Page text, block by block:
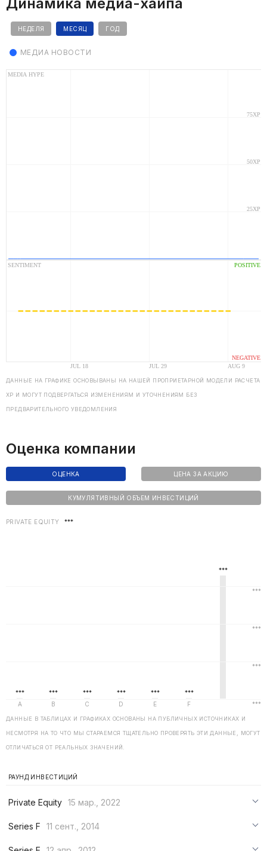
НЕДЕЛЯ МЕСЯЦ ГОД
МЕДИА НОВОСТИ
ДАННЫЕ НА ГРАФИКЕ ОСНОВЫВАНЫ НА НАШЕЙ ПРОПРИЕТАРНОЙ МОДЕЛИ РАСЧЕТА
ХP И МОГУТ ПОДВЕРГАТЬСЯ ИЗМЕНЕНИЯМ И УТОЧНЕНИЯМ БЕЗ
ПРЕДВАРИТЕЛЬНОГО УВЕДОМЛЕНИЯ
Оценка компании
ОЦЕНКА ЦЕНА ЗА АКЦИЮ
КУМУЛЯТИВНЫЙ ОБЪЕМ ИНВЕСТИЦИЙ
PRIVATE EQUITY ***
ДАННЫЕ В ТАБЛИЦАХ И ГРАФИКАХ ОСНОВАНЫ НА ПУБЛИЧНЫХ ИСТОЧНИКАХ И
НЕСМОТРЯ НА ТО ЧТО МЫ СТАРАЕМСЯ ТЩАТЕЛЬНО ПРОВЕРЯТЬ ЭТИ ДАННЫЕ, МОГУТ
ОТЛИЧАТЬСЯ ОТ РЕАЛЬНЫХ ЗНАЧЕНИЙ.
РАУНД ИНВЕСТИЦИЙ
Private Equity 15 мар., 2022
***
Series F
11 сент., 2014
***